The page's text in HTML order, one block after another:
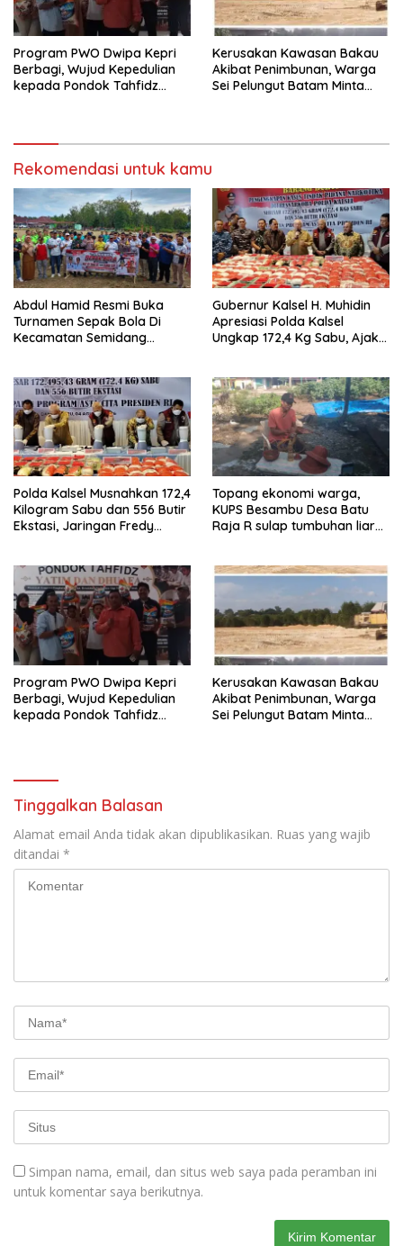
Program PWO Dwipa Kepri
Berbagi, Wujud Kepedulian
kepada Pondok Tahfidz
Kerusakan Kawasan Bakau
Akibat Penimbunan, Warga
Sei Pelungut Batam Minta
Rekomendasi untuk kamu
Abdul Hamid Resmi Buka
Turnamen Sepak Bola Di
Kecamatan Semidang
Tahun 2026
Gubernur Kalsel H. Muhidin
Apresiasi Polda Kalsel
Ungkap 172,4 Kg Sabu, Ajak
Polda Kalsel Musnahkan 172,4
Kilogram Sabu dan 556 Butir
Ekstasi, Jaringan Fredy
Topang ekonomi warga,
KUPS Besambu Desa Batu
Raja R sulap tumbuhan liar
Program PWO Dwipa Kepri
Berbagi, Wujud Kepedulian
kepada Pondok Tahfidz
Kerusakan Kawasan Bakau
Akibat Penimbunan, Warga
Sei Pelungut Batam Minta
Tinggalkan Balasan
Alamat email Anda tidak akan dipublikasikan. Ruas yang wajib
ditandai *
Simpan nama, email, dan situs web saya pada peramban ini
untuk komentar saya berikutnya.